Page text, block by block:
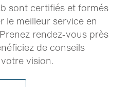
sont certifiés et formés
le meilleur service en
rendez-vous près
de conseils
vision.